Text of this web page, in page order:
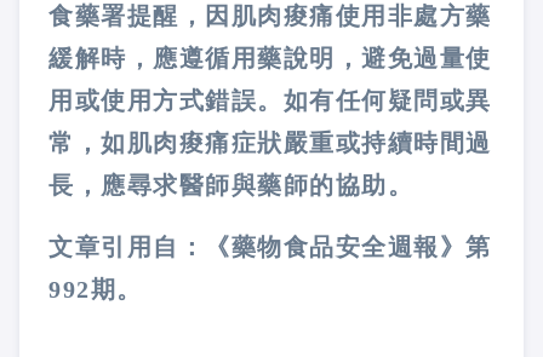
食藥署提醒，因肌肉痠痛使用非處方藥
緩解時，應遵循用藥說明，避免過量使
用或使用方式錯誤。如有任何疑問或異
常，如肌肉痠痛症狀嚴重或持續時間過
長，應尋求醫師與藥師的協助。
文章引用自：《藥物食品安全週報》第
992期。